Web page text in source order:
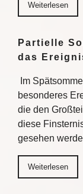
Weiterlesen
Partielle
das
Im
besonderes
die den
diese
gesehen
Weiterlesen